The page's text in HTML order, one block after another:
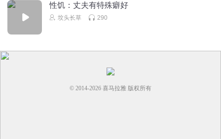
性饥：丈夫有特殊癖好
坟头长草 290
© 2014-2026 喜马拉雅 版权所有